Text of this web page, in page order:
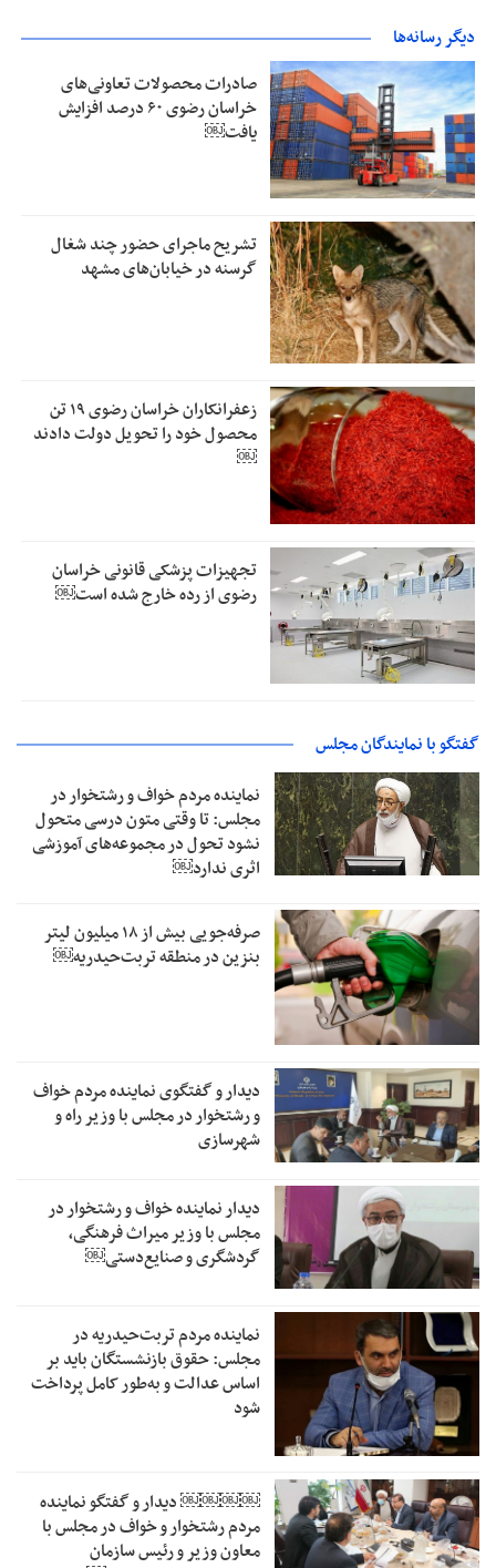
دیگر رسانه‌ها
صادرات محصولات تعاونی‌های
خراسان رضوی ۶۰ درصد افزایش
یافت￼
تشریح ماجرای حضور چند شغال
گرسنه در خیابان‌های مشهد
زعفرانکاران خراسان رضوی ۱۹ تن
محصول خود را تحویل دولت دادند
￼
تجهیزات پزشکی قانونی خراسان
رضوی از رده خارج شده است￼
گفتگو با نمایندگان مجلس
نماینده مردم خواف و رشتخوار در
مجلس: تا وقتی متون درسی متحول
نشود تحول در مجموعه‌های آموزشی
اثری ندارد￼
صرفه‌جویی بیش از ۱۸ میلیون لیتر
بنزین در منطقه تربت‌حیدریه￼
دیدار و گفتگوی نماینده مردم خواف
و رشتخوار در مجلس با وزیر راه و
شهرسازی
دیدار نماینده خواف و رشتخوار در
مجلس با وزیر میراث فرهنگی،
گردشگری و صنایع‌دستی￼
نماینده مردم تربت‌حیدریه در
مجلس: حقوق بازنشستگان باید بر
اساس عدالت و به‌طور کامل پرداخت
شود
￼￼￼￼‏ دیدار و گفتگو نماینده
مردم رشتخوار و خواف در مجلس با
معاون وزیر و رئیس سازمان